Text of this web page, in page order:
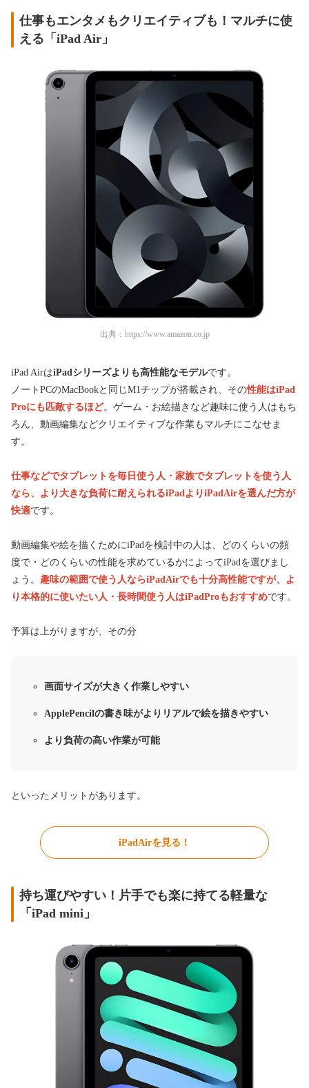
仕事もエンタメもクリエイティブも！マルチに使
える「iPad Air」
出典： https://www.amazon.co.jp
iPad AirはiPadシリーズよりも高性能なモデルです。
ノートPCのMacBookと同じM1チップが搭載され、その性能はiPad
Proにも匹敵するほど。ゲーム・お絵描きなど趣味に使う人はもち
ろん、動画編集などクリエイティブな作業もマルチにこなせま
す。
仕事などでタブレットを毎日使う人・家族でタブレットを使う人
なら、より大きな負荷に耐えられるiPadよりiPadAirを選んだ方が
快適です。
動画編集や絵を描くためにiPadを検討中の人は、どのくらいの頻
度で・どのくらいの性能を求めているかによってiPadを選びまし
ょう。 趣味の範囲で使う人ならiPadAirでも十分高性能ですが、よ
り本格的に使いたい人・長時間使う人はiPadProもおすすめです。
予算は上がりますが、その分
画面サイズが大きく作業しやすい
ApplePencilの書き味がよりリアルで絵を描きやすい
より負荷の高い作業が可能
といったメリットがあります。
iPadAirを見る！
持ち運びやすい！片手でも楽に持てる軽量な
「iPad mini」